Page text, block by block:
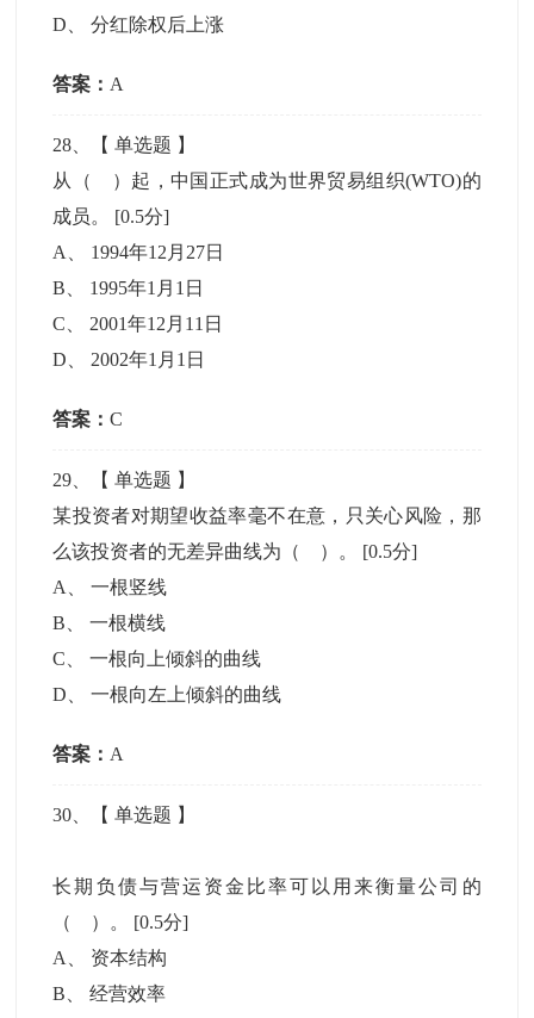
D 、分红除权后上涨
答案： A
28 、【单选题 】
从（ ）起，中国正式成为世界贸易组织(WTO)的
成员。 [0.5分]
A
1994年12月27日
B
1995年1月1日
C
2001年12月11日
D
2002年1月1日
答案：C
29 、【单选题 】
某投资者对期望收益率毫不在意，只关心风险，那
么该投资者的无差异曲线为（ ）。 [0.5分]
A
、一根竖线
B 、一根横线
C 、一根向上倾斜的曲线
D 、一根向左上倾斜的曲线
答案： A
30 、【单选题 】
长期负债与营运资金比率可以用来衡量公司的
（ ）。 [0.5分]
A
资本结构
B 、经营效率